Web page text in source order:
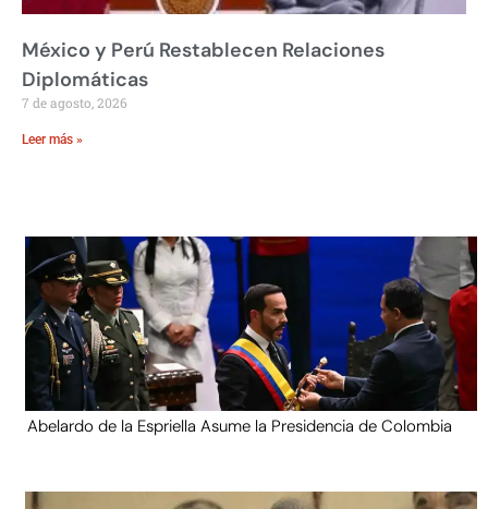
México y Perú Restablecen Relaciones
Diplomáticas
7 de agosto, 2026
Leer más »
Abelardo de la Espriella Asume la Presidencia de Colombia